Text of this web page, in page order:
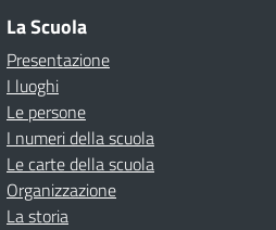
La Scuola
Presentazione
I luoghi
Le persone
I numeri della scuola
Le carte della scuola
Organizzazione
La storia